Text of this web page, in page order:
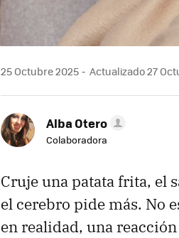
25 Octubre 2025 Actualizado 27
Alba Otero
Colaboradora
Cruje una patata frita, el
el cerebro pide más. No
en realidad, una